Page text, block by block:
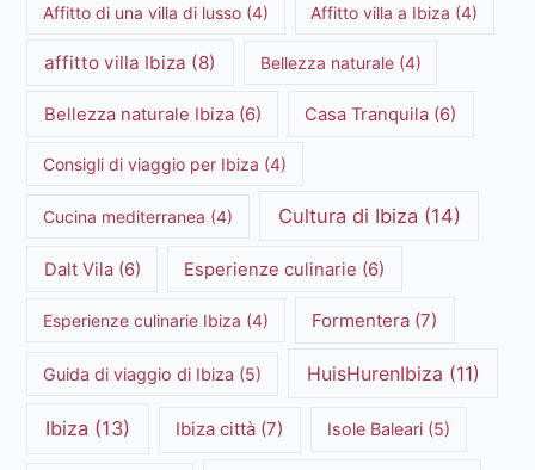
Affitto di una villa di lusso (4) Affitto villa a Ibiza (4)
affitto villa Ibiza (8) Bellezza naturale(4)
Bellezza naturale Ibiza(6) Casa Tranquila (6)
Consigli di viaggio per Ibiza (4)
Cucina mediterranea (4) Cultura di Ibiza (14)
Dalt Vila(6) Esperienze culinarie (6)
Esperienze culinarie Ibiza (4) Formentera (7)
Guida di viaggio di Ibiza (5) HuisHurenIbiza (11)
Ibiza (13) Ibiza città (7) Isole Baleari(5)